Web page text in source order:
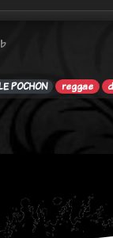
POCHON reggae